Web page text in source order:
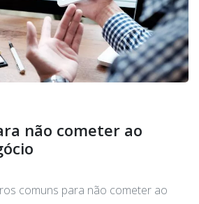
não cometer ao
comuns para não cometer ao